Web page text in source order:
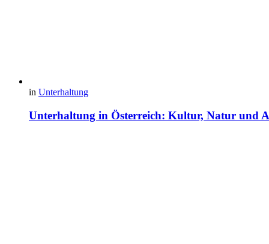
in Unterhaltung
Unterhaltung in Österreich: Kultur, Natur und